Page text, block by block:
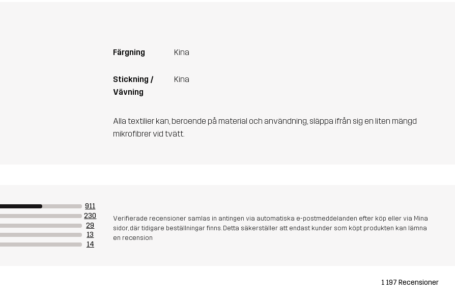
Färgning Kina
Stickning /
Vävning
Kina
Alla textilier kan, beroende på material och användning, släppa ifrån sig en liten mängd
mikrofibrer vid tvätt.
911
230
29
13
14
Verifierade recensioner samlas in antingen via automatiska e-postmeddelanden efter köp eller via Mina
sidor, där tidigare beställningar finns. Detta säkerställer att endast kunder som köpt produkten kan lämna
en recension
1 197 Recensioner